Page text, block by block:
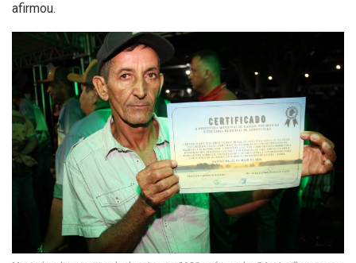
afirmou.